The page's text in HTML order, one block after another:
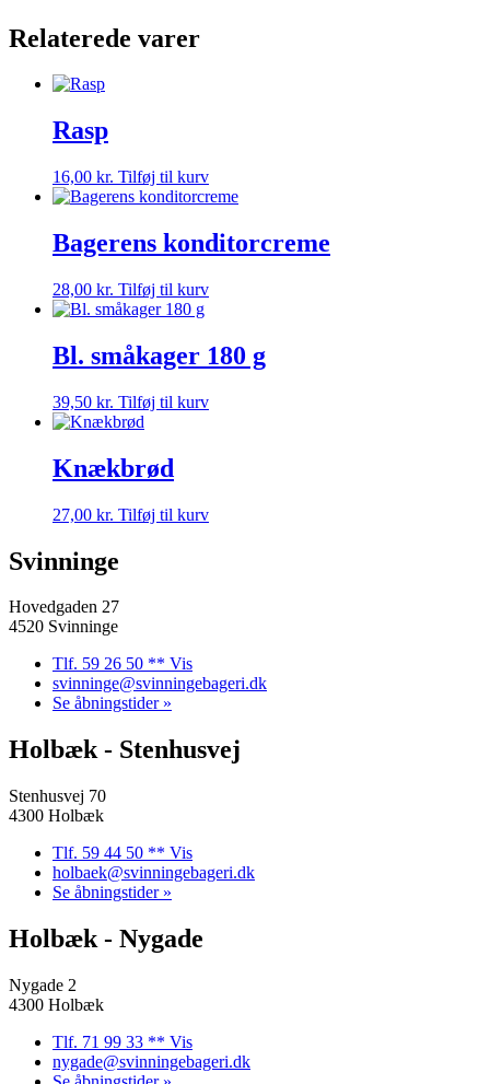
Relaterede varer
Rasp
16,00 kr. Tilføj til kurv
Bagerens konditorcreme
28,00 kr. Tilføj til kurv
Bl. småkager 180 g
39,50 kr. Tilføj til kurv
Knækbrød
27,00 kr. Tilføj til kurv
Svinninge
Hovedgaden 27
4520 Svinninge
Tlf. 59 26 50 ** Vis
svinninge@svinningebageri.dk
Se åbningstider »
Holbæk - Stenhusvej
Stenhusvej 70
4300 Holbæk
Tlf. 59 44 50 ** Vis
holbaek@svinningebageri.dk
Se åbningstider »
Holbæk - Nygade
Nygade 2
4300 Holbæk
Tlf. 71 99 33 ** Vis
nygade@svinningebageri.dk